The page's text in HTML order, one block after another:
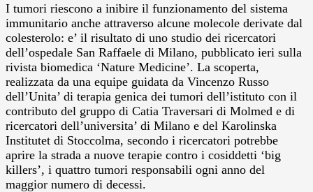
I tumori riescono a inibire il funzionamento del sistema
immunitario anche attraverso alcune molecole derivate dal
colesterolo: e’ il risultato di uno studio dei ricercatori
dell’ospedale San Raffaele di Milano, pubblicato ieri sulla
rivista biomedica ‘Nature Medicine’. La scoperta,
realizzata da una equipe guidata da Vincenzo Russo
dell’Unita’ di terapia genica dei tumori dell’istituto con il
contributo del gruppo di Catia Traversari di Molmed e di
ricercatori dell’universita’ di Milano e del Karolinska
Institutet di Stoccolma, secondo i ricercatori potrebbe
aprire la strada a nuove terapie contro i cosiddetti ‘big
killers’, i quattro tumori responsabili ogni anno del
maggior numero di decessi.